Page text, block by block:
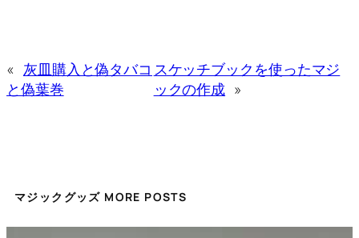
« 灰皿購入と偽タバコ
と偽葉巻
スケッチブックを使ったマジ
ックの作成 »
マジックグッズ MORE POSTS